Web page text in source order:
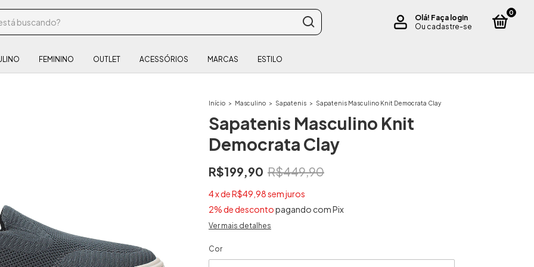
Olá! Faça login
Ou cadastre-se
0
FEMININO OUTLET ACESSÓRIOS MARCAS ESTILO
Início > Masculino > Sapatenis > Sapatenis Masculino Knit Democrata Clay
Sapatenis Masculino Knit
Democrata Clay
R$199,90 R$449,90
4xdeR$49,98sem juros
2% de descontopagando com Pix
Ver mais detalhes
Cor